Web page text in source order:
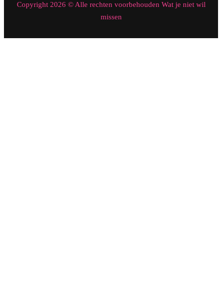
Copyright 2026 © Alle rechten voorbehouden Wat je niet wil
missen